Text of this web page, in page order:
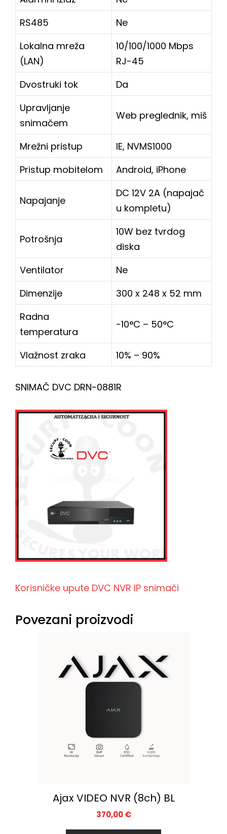
RS485
Ne
Lokalna mreža
(LAN)
10/100/1000 Mbps
RJ-45
Dvostruki tok
Da
Upravljanje
snimačem
Web preglednik, miš
Mrežni pristup
IE, NVMS1000
Pristup mobitelom
Android, iPhone
Napajanje
DC 12V 2A (napajač
u kompletu)
Potrošnja
10W bez tvrdog
diska
Ventilator
Ne
Dimenzije
300 x 248 x 52 mm
Radna
temperatura
-10°C – 50°C
Vlažnost zraka 10% – 90%
SNIMAČ DVC DRN-0881R
Korisničke upute DVC NVR IP snimači
Povezani proizvodi
Ajax VIDEO NVR (8ch) BL
370,00€